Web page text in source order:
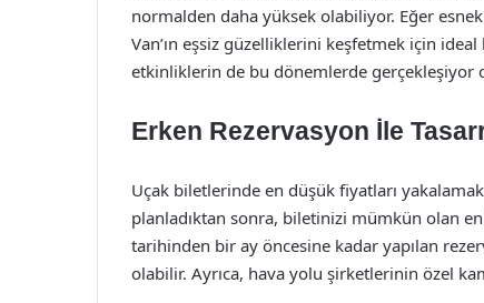
normalden daha yüksek olabiliyor. Eğer
Van’ın eşsiz güzelliklerini keşfetmek için
etkinliklerin de bu dönemlerde gerçekleşiyor
Erken Rezervasyon İle
Uçak biletlerinde en düşük fiyatları
planladıktan sonra, biletinizi mümkün olan
tarihinden bir ay öncesine kadar yapılan
olabilir. Ayrıca, hava yolu şirketlerinin özel